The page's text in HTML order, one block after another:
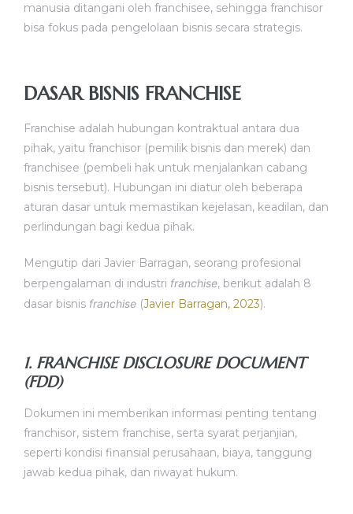
manusia ditangani oleh franchisee, sehingga franchisor
bisa fokus pada pengelolaan bisnis secara strategis.
DASAR BISNIS FRANCHISE
Franchise adalah hubungan kontraktual antara dua
pihak, yaitu franchisor (pemilik bisnis dan merek) dan
franchisee (pembeli hak untuk menjalankan cabang
bisnis tersebut). Hubungan ini diatur oleh beberapa
aturan dasar untuk memastikan kejelasan, keadilan, dan
perlindungan bagi kedua pihak.
Mengutip dari Javier Barragan, seorang profesional
berpengalaman di industri franchise, berikut adalah 8
dasar bisnis franchise (Javier Barragan, 2023).
1. FRANCHISE DISCLOSURE DOCUMENT
(FDD)
Dokumen ini memberikan informasi penting tentang
franchisor, sistem franchise, serta syarat perjanjian,
seperti kondisi finansial perusahaan, biaya, tanggung
jawab kedua pihak, dan riwayat hukum.